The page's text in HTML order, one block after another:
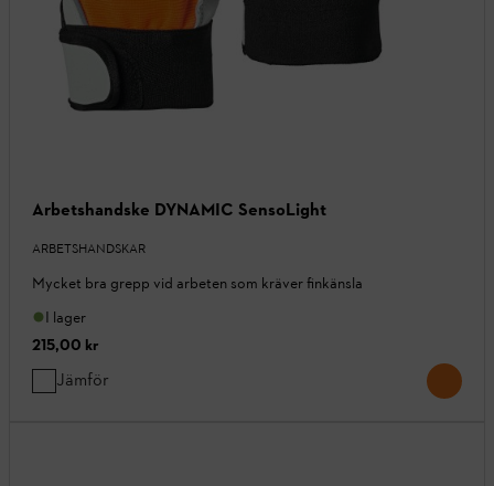
Arbetshandske DYNAMIC SensoLight
ARBETSHANDSKAR
Mycket bra grepp vid arbeten som kräver finkänsla
I lager
215,00 kr
Jämför